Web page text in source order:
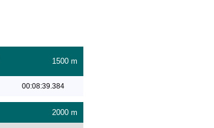
1500 m
00:08:39.384
2000 m